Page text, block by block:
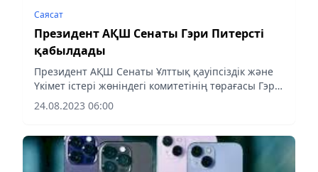
Саясат
Президент АҚШ Сенаты Гэри Питерсті
қабылдады
Президент АҚШ Сенаты Ұлттық қауіпсіздік және
Үкімет істері жөніндегі комитетінің төрағасы Гэри
Питерсті қабылдады
24.08.2023 06:00